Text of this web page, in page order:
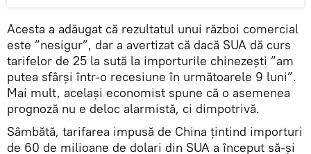
Acesta a adăugat că rezultatul unui război comercial
este ”nesigur”, dar a avertizat că dacă SUA dă curs
tarifelor de 25 la sută la importurile chinezești ”am
putea sfârși într-o recesiune în următoarele 9 luni”.
Mai mult, același economist spune că o asemenea
prognoză nu e deloc alarmistă, ci dimpotrivă.
Sâmbătă, tarifarea impusă de China țintind importuri
de 60 de milioane de dolari din SUA a început să-și